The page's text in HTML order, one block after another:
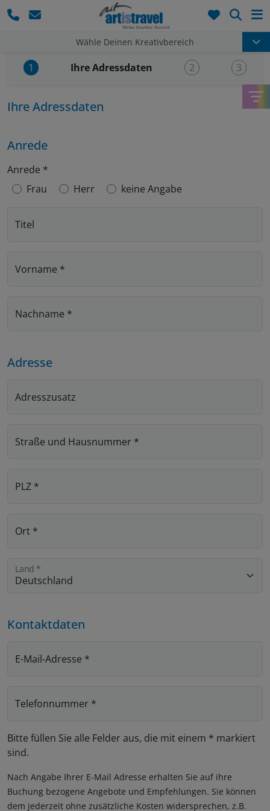
Wähle Deinen Kreativbereich
1 Aktueller Schritt:
Ihre Adressdaten 2 3
Ihre Adressdaten
Anrede
Anrede *
Frau
Herr keine Angabe
Titel
Vorname *
Nachname *
Adresse
Adresszusatz
Straße und Hausnummer *
PLZ *
Ort *
Land *
Kontaktdaten
E-Mail-Adresse *
Telefonnummer *
Bitte füllen Sie alle Felder aus, die mit einem * markiert
sind.
Nach Angabe Ihrer E-Mail Adresse erhalten Sie auf ihre
Buchung bezogene Angebote und Empfehlungen. Sie können
dem jederzeit ohne zusätzliche Kosten widersprechen, z.B.